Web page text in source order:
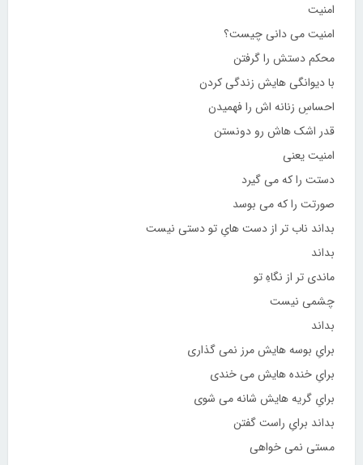
امنیت
امنیت می دانی چیست؟
محکم دستش را گرفتن
با دیوانگی هایش زندگی کردن
احساسِ زنانه اش را فهمیدن
قدر اشک هاش رو دونستن
امنیت یعنی
دستت را که می گیرد
صورتت را که می بوسد
بداند ناب تر از دست هایِ تو دستی نیست
بداند
ماندی تر از نگاهِ تو
چشمی نیست
بداند
برایِ بوسه هایش مرز نمی گذاری
برایِ خنده هایش می خندی
برایِ گریه هایش شانه می شوی
بداند برایِ راست گفتن
مستی نمی خواهی